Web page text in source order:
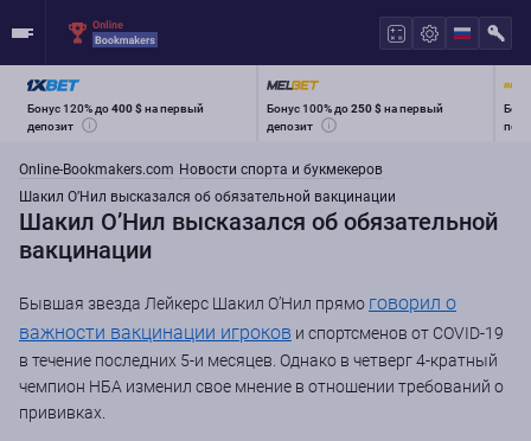
Бонус 120% до400 $на первый
депозит
Бонус 100% до250 $на первый
депозит
Online-Bookmakers.com Новости спорта и букмекеров
Шакил О’Нил высказался об обязательной вакцинации
Шакил О’Нил высказался об обязательной
вакцинации
Бывшая звезда Лейкерс Шакил О’Нил прямо говорил о
важности вакцинации игроков и спортсменов от COVID-19
в течение последних 5-и месяцев. Однако в четверг 4-кратный
чемпион НБА изменил свое мнение в отношении требований о
прививках.